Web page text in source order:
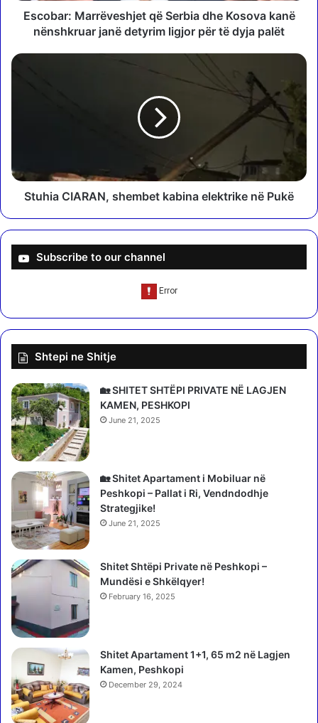
ë
q
i
e
K
s
o
v
a
k
a
n
ë
ë
n
s
h
k
r
u
a
r
a
ë
d
e
Escobar: Marrëveshjet që Serbia dhe Kosova kanë
nënshkruar janë detyrim ligjor për të dyja palët
S
A
h
e
t
b
i
n
a
e
e
t
r
i
e
n
ë
P
u
ë
Stuhia CIARAN, shembet kabina elektrike në Pukë
Subscribe to our channel
Shtepi ne Shitje
🏡 SHITET SHTËPI PRIVATE NË LAGJEN
KAMEN, PESHKOPI
June 21, 2025
🏡 Shitet Apartament i Mobiluar në
Peshkopi – Pallat i Ri, Vendndodhje
Strategjike!
June 21, 2025
Shitet Shtëpi Private në Peshkopi –
Mundësi e Shkëlqyer!
February 16, 2025
Shitet Apartament 1+1, 65 m2 në Lagjen
Kamen, Peshkopi
December 29, 2024